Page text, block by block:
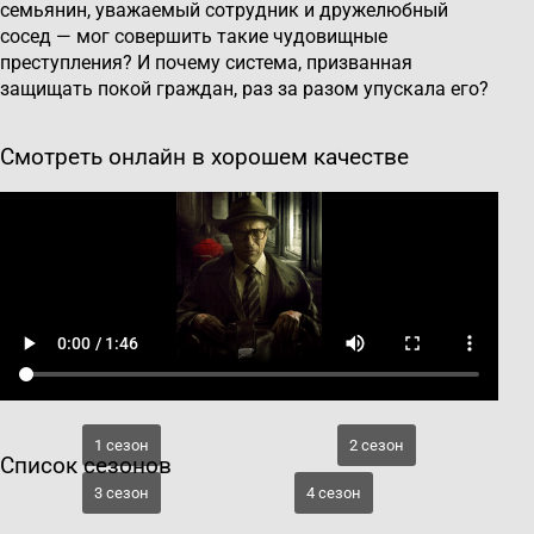
семьянин, уважаемый сотрудник и дружелюбный
сосед — мог совершить такие чудовищные
преступления? И почему система, призванная
защищать покой граждан, раз за разом упускала его?
Смотреть онлайн в хорошем качестве
Список сезонов
1 сезон 2 сезон
3 сезон 4 сезон